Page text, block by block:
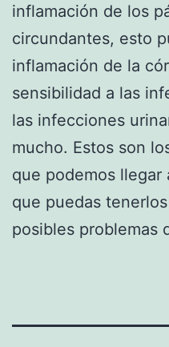
inflamación de los
circundantes, esto
inflamación de la
sensibilidad a las
las infecciones
mucho. Estos son
que podemos llegar
que puedas
posibles problemas